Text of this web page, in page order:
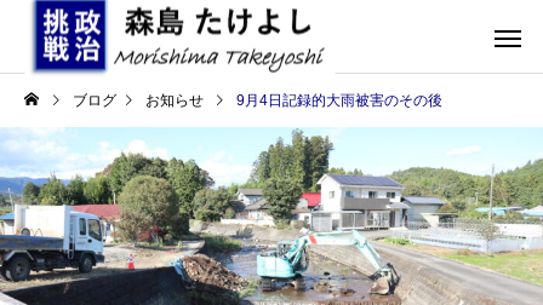
ブログ お知らせ 9月4日記録的大雨被害のその後